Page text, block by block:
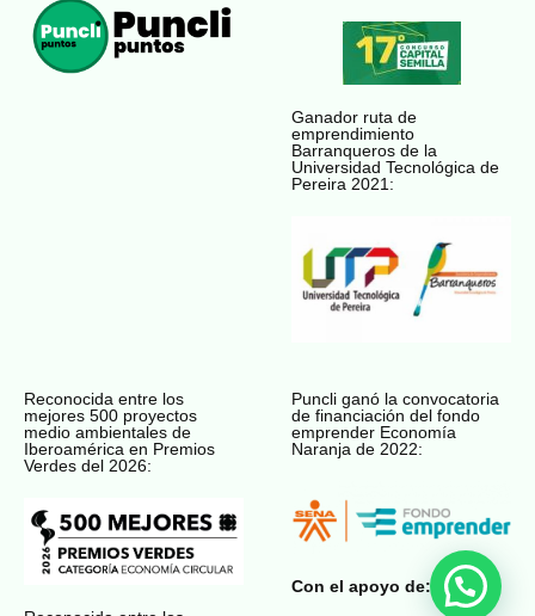
Ganador ruta de
emprendimiento
Barranqueros de la
Universidad Tecnológica de
Pereira 2021:
Reconocida entre los
mejores 500 proyectos
medio ambientales de
Iberoamérica en Premios
Verdes del 2026:
Puncli ganó la convocatoria
de financiación del fondo
emprender Economía
Naranja de 2022:
Con el apoyo de: